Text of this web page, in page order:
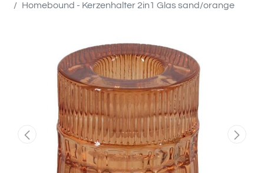
Homebound - Kerzenhalter 2in1 Glas sand/orange